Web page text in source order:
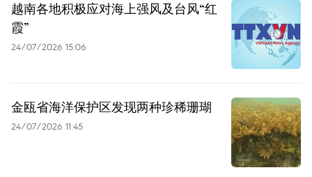
越南各地积极应对海上强风及台风“红
霞”
24/07/2026 15:06
金瓯省海洋保护区发现两种珍稀珊瑚
24/07/2026 11:45